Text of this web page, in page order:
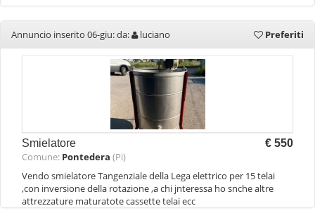
Annuncio inserito 06-giu: da: luciano Preferiti
Smielatore € 550
Comune: Pontedera (Pi)
Vendo smielatore Tangenziale della Lega elettrico per 15 telai
,con inversione della rotazione ,a chi jnteressa ho snche altre
attrezzature maturatote cassette telai ecc